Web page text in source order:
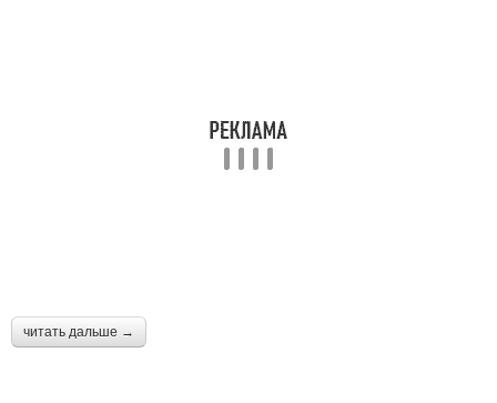
читать дальше →